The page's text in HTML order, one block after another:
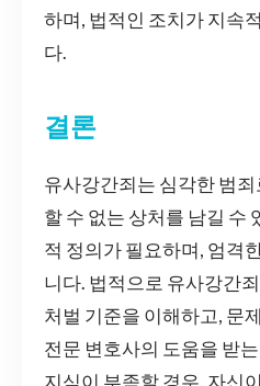
하며, 법적인 조치가 지속
다.
결론
유사강간죄는 심각한 범
할 수 없는 상처를 남길 수
적 정의가 필요하며, 엄격
니다. 법적으로 유사강간
처벌 기준을 이해하고, 문
전문 변호사의 도움을 받
지식이 부족할 경우, 자신